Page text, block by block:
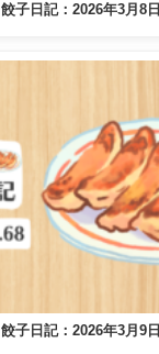
餃子日記：2026年3月8日
餃子日記：2026年3月9日